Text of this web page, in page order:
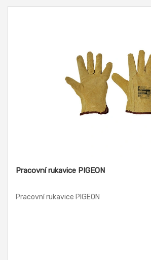
Pracovní rukavice PIGEON
Pracovní rukavice PIGEON